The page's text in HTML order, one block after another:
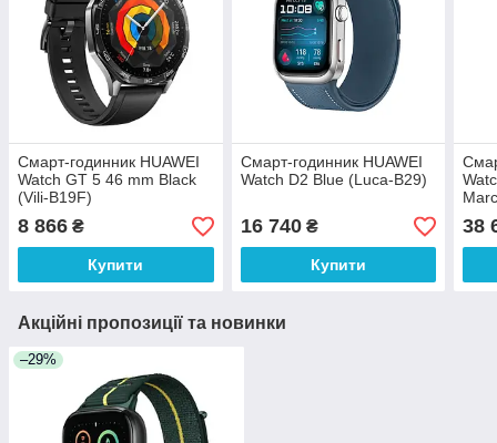
Смарт-годинник HUAWEI
Watch GT 5 46 mm Black
(Vili-B19F)
8 866 ₴
Купити
Смарт-годинник HUAWEI
Watch D2 Blue (Luca-B29)
16 740₴
Купити
38
Акційні пропозиції та новинки
–29%